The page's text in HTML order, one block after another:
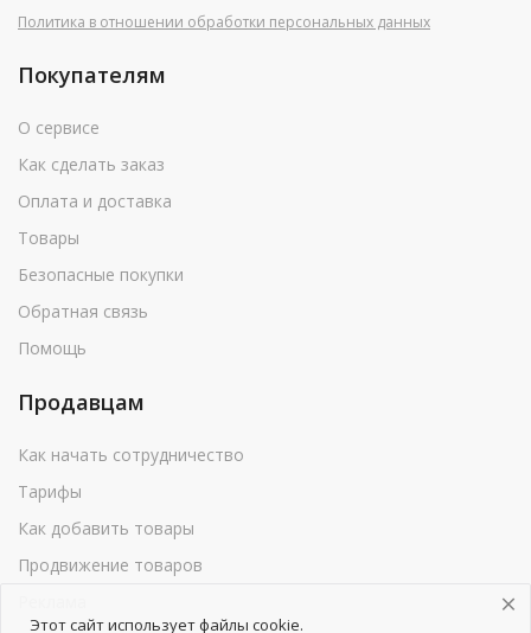
Политика в отношении обработки персональных данных
Покупателям
О сервисе
Как сделать заказ
Оплата и доставка
Товары
Безопасные покупки
Обратная связь
Помощь
Продавцам
Как начать сотрудничество
Тарифы
Как добавить товары
Продвижение товаров
Этот сайт использует файлы cookie.